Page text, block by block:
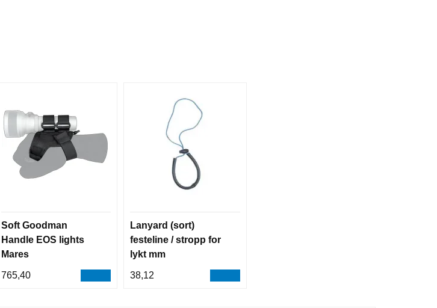
Soft Goodman
Handle EOS lights
Mares
765,40
Lanyard (sort)
festeline / stropp for
lykt mm
38,12